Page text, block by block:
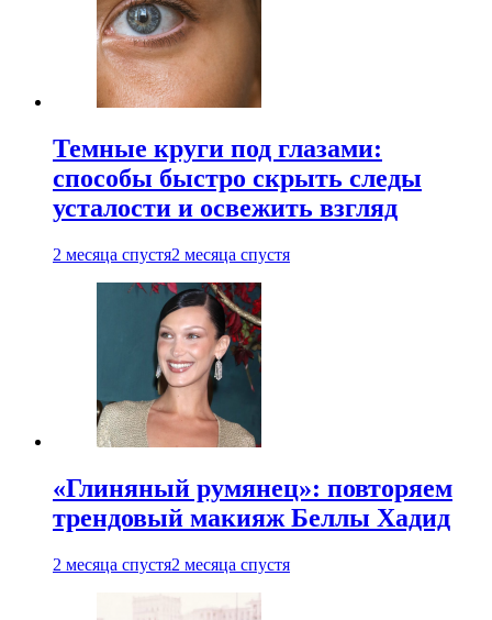
Темные круги под глазами:
способы быстро скрыть следы
усталости и освежить взгляд
2 месяца спустя2 месяца спустя
«Глиняный румянец»: повторяем
трендовый макияж Беллы Хадид
2 месяца спустя2 месяца спустя